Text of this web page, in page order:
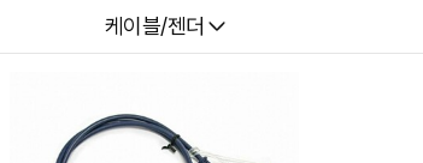
다나와
케이블/젠더